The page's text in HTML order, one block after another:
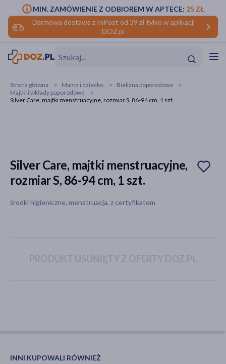
Darmowa dostawa z InPost od 39 zł tylko w aplikacji
DOZ.pl
MIN. ZAMÓWIENIE Z ODBIOREM W APTECE: 25 ZŁ
Strona główna Mama i dziecko
Bielizna poporodowa
Majtki i wkłady poporodowe
Silver Care, majtki menstruacyjne, rozmiar S, 86-94 cm, 1 szt.
Silver Care, majtki menstruacyjne,
rozmiar S, 86-94 cm, 1 szt.
środki higieniczne, menstruacja, z certyfikatem
PRODUKT USUNIĘTY Z OFERTY DOZ.PL
INNI KUPOWALI RÓWNIEŻ